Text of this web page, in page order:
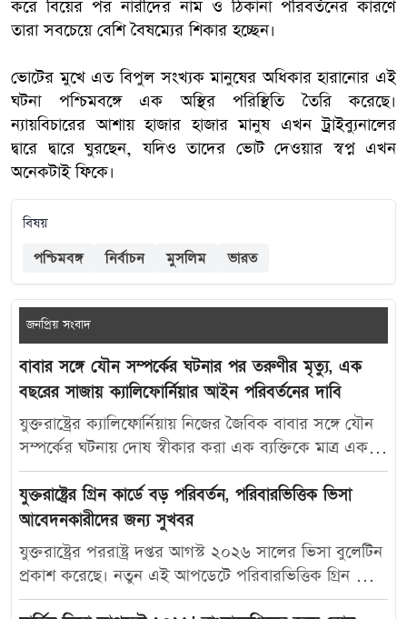
করে বিয়ের পর নারীদের নাম ও ঠিকানা পরিবর্তনের কারণে
তারা সবচেয়ে বেশি বৈষম্যের শিকার হচ্ছেন।
ভোটের মুখে এত বিপুল সংখ্যক মানুষের অধিকার হারানোর এই
ঘটনা পশ্চিমবঙ্গে এক অস্থির পরিস্থিতি তৈরি করেছে।
ন্যায়বিচারের আশায় হাজার হাজার মানুষ এখন ট্রাইব্যুনালের
দ্বারে দ্বারে ঘুরছেন, যদিও তাদের ভোট দেওয়ার স্বপ্ন এখন
অনেকটাই ফিকে।
বিষয়
পশ্চিমবঙ্গ নির্বাচন মুসলিম ভারত
জনপ্রিয় সংবাদ
বাবার সঙ্গে যৌন সম্পর্কের ঘটনার পর তরুণীর মৃত্যু, এক
বছরের সাজায় ক্যালিফোর্নিয়ার আইন পরিবর্তনের দাবি
যুক্তরাষ্ট্রের ক্যালিফোর্নিয়ায় নিজের জৈবিক বাবার সঙ্গে যৌন
সম্পর্কের ঘটনায় দোষ স্বীকার করা এক ব্যক্তিকে মাত্র এক
বছরের কারাদণ্ড দেওয়ায় নতুন করে বিতর্ক তৈরি হয়েছে।
আদালতের এই রায়ে অসন্তোষ প্রকাশ করে ভুক্তভোগী
তরুণীর মা ক্যালিফোর্নিয়ার যৌন অপরাধ-সংক্রান্ত আইন
আরও কঠোর করার দাবি জানিয়েছেন। মার্কিন সংবাদমাধ্যম
দ্য ক্যালিফোর্নিয়া পোস্ট-কে দেওয়া সাক্ষাৎকারে ক্যারোলিনা
স্যান্ডোভাল বলেন, তার মেয়ে মাকাইলা রেনে সেটলসের নামে
নতুন আইন প্রণয়ন করা উচিত, যাতে ভবিষ্যতে এ ধরনের
যুক্তরাষ্ট্রের গ্রিন কার্ডে বড় পরিবর্তন, পরিবারভিত্তিক ভিসা
আবেদনকারীদের জন্য সুখবর
যুক্তরাষ্ট্রের পররাষ্ট্র দপ্তর আগস্ট ২০২৬ সালের ভিসা বুলেটিন
প্রকাশ করেছে। নতুন এই আপডেটে পরিবারভিত্তিক গ্রিন কার্ড
আবেদনকারীদের জন্য বেশ কিছু গুরুত্বপূর্ণ অগ্রগতি দেখা